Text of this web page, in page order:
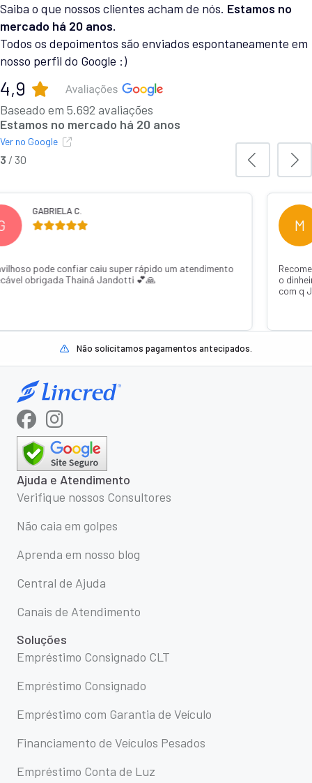
Saiba o que nossos clientes acham de nós. Estamos no
mercado há 20 anos.
Todos os depoimentos são enviados espontaneamente em
nosso perfil do Google :)
4,9
Baseado em 5.692 avaliações
Estamos no mercado há 20 anos
Ver no Google
C.
confiar caiu super rápido um atendimento
Thainá Jandotti 💕🙏
MURILO
Recomendo de
o dinheiro já
com q Janaína
3 / 30
Não solicitamos pagamentos antecipados.
Ajuda e Atendimento
Verifique nossos Consultores
Não caia em golpes
Aprenda em nosso blog
Central de Ajuda
Canais de Atendimento
Soluções
Empréstimo Consignado CLT
Empréstimo Consignado
Empréstimo com Garantia de Veículo
Financiamento de Veículos Pesados
Empréstimo Conta de Luz